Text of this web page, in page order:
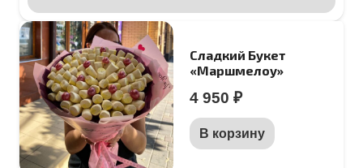
Сладкий Букет
«Маршмелоу»
4 950 ₽
В корзину